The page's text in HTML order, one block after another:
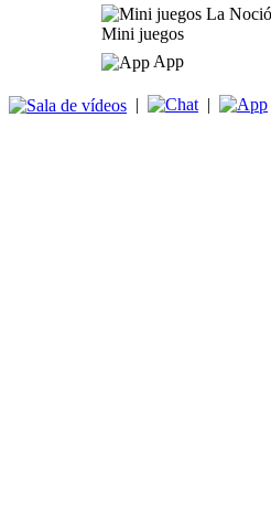
Mini juegos
App
| |